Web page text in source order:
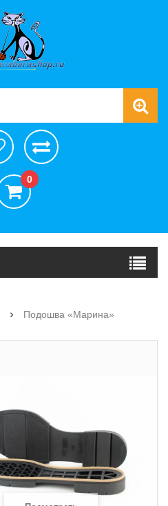
0
Подошва «Марина»